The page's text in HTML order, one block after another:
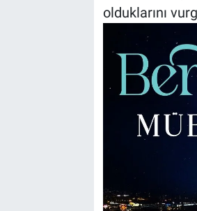
olduklarını
BİLİM VE TEKNOLOJİ